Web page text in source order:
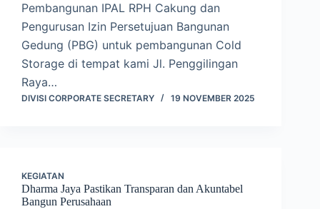
Pembangunan IPAL RPH Cakung dan
Pengurusan Izin Persetujuan Bangunan
Gedung (PBG) untuk pembangunan Cold
Storage di tempat kami Jl. Penggilingan
Raya…
DIVISI CORPORATE SECRETARY 19 NOVEMBER 2025
KEGIATAN
Dharma Jaya Pastikan Transparan dan Akuntabel
Bangun Perusahaan